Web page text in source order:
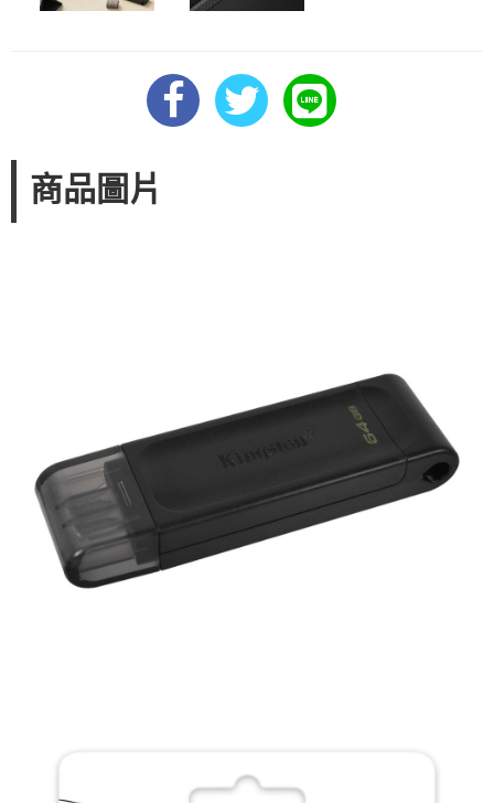
商品圖片